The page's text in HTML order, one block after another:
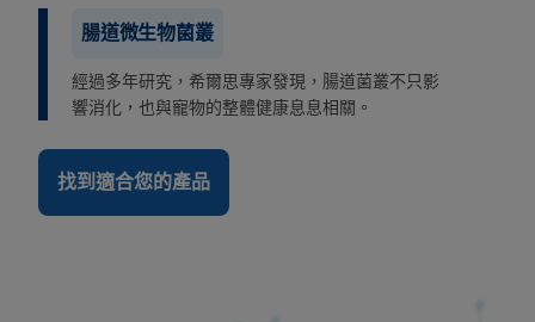
腸道微生物菌叢
經過多年研究，希爾思專家發現，腸道菌叢不只影
響消化，也與寵物的整體健康息息相關。
找到適合您的產品